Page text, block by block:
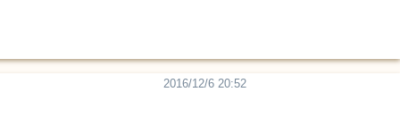
2016/12/6 20:52